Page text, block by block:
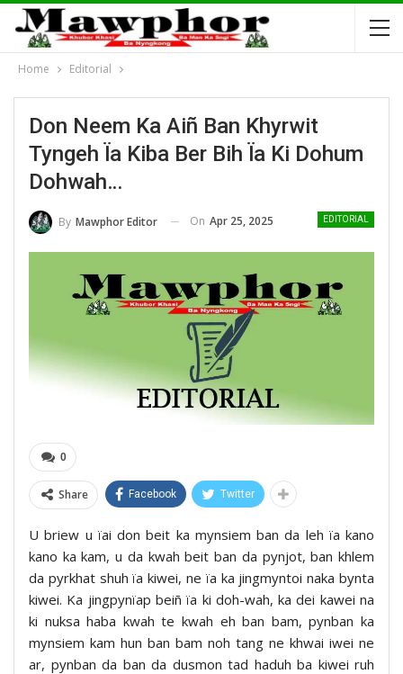
Home Editorial
Don Neem Ka Aiñ Ban Khyrwit
Tyngeh Ïa Kiba Ber Bih Ïa Ki Dohum
Dohwah…
EDITORIAL
By Mawphor Editor On Apr 25, 2025
0
Share Facebook Twitter
U briew u ïai don beit ka mynsiem ban da leh ïa kano
kano ka kam, u da kwah beit ban da pynjot, ban khlem
da pyrkhat shuh ïa kiwei, ne ïa ka jingmyntoi naka bynta
kiwei. Ka jingpynïap beiñ ïa ki doh-wah, ka dei kawei na
ki nuksa haba kwah te kwah eh ban bam, pynban ka
mynsiem kam hun ban bam noh tang ne khwai iwei ne
ar, pynban da ban da dusmon tad haduh ba kiwei ruh